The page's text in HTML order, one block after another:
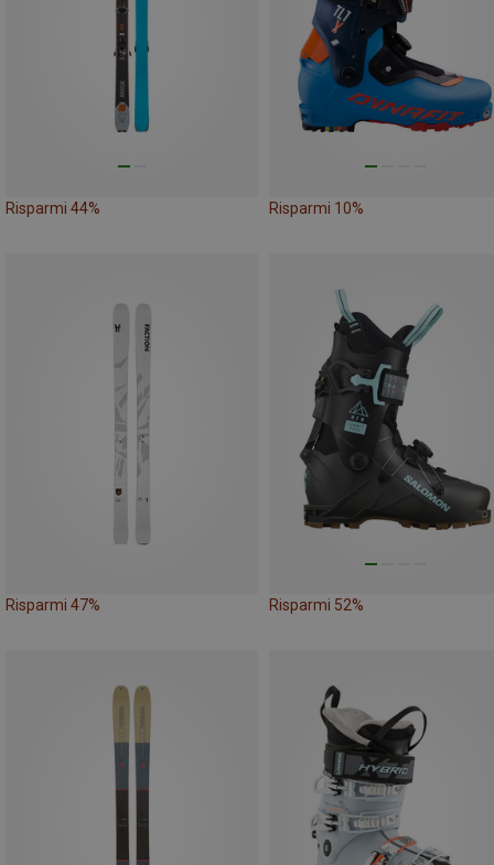
Risparmi 44% Risparmi 10%
Risparmi 47% Risparmi 52%